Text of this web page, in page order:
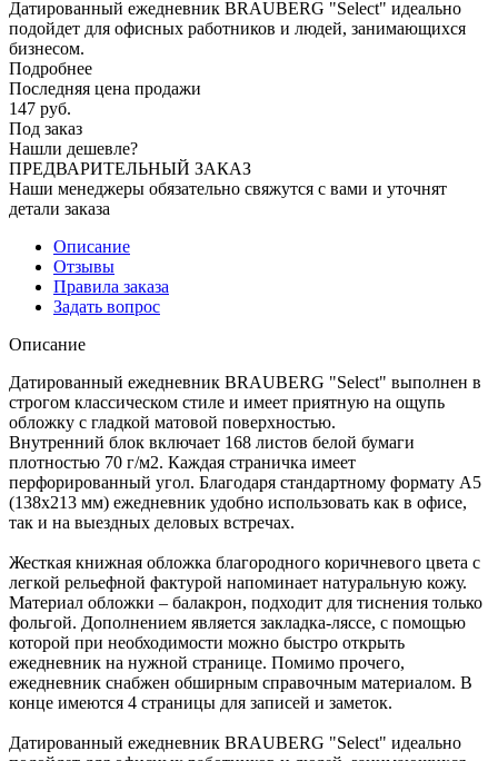
Датированный ежедневник BRAUBERG "Select" идеально
подойдет для офисных работников и людей, занимающихся
бизнесом.
Подробнее
Последняя цена продажи
147 руб.
Под заказ
Нашли дешевле?
ПРЕДВАРИТЕЛЬНЫЙ ЗАКАЗ
Наши менеджеры обязательно свяжутся с вами и уточнят
детали заказа
Описание
Отзывы
Правила заказа
Задать вопрос
Описание
Датированный ежедневник BRAUBERG "Select" выполнен в
строгом классическом стиле и имеет приятную на ощупь
обложку с гладкой матовой поверхностью.
Внутренний блок включает 168 листов белой бумаги
плотностью 70 г/м2. Каждая страничка имеет
перфорированный угол. Благодаря стандартному формату А5
(138х213 мм) ежедневник удобно использовать как в офисе,
так и на выездных деловых встречах.
Жесткая книжная обложка благородного коричневого цвета с
легкой рельефной фактурой напоминает натуральную кожу.
Материал обложки – балакрон, подходит для тиснения только
фольгой. Дополнением является закладка-ляссе, с помощью
которой при необходимости можно быстро открыть
ежедневник на нужной странице. Помимо прочего,
ежедневник снабжен обширным справочным материалом. В
конце имеются 4 страницы для записей и заметок.
Датированный ежедневник BRAUBERG "Select" идеально